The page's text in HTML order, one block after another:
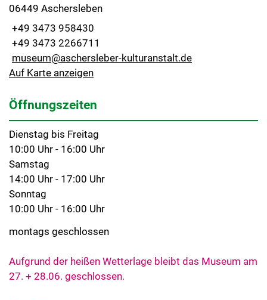
06449 Aschersleben
+49 3473 958430
+49 3473 2266711
museum@aschersleber-kulturanstalt.de
Auf Karte anzeigen
Öffnungszeiten
Dienstag bis Freitag
10:00 Uhr - 16:00 Uhr
Samstag
14:00 Uhr - 17:00 Uhr
Sonntag
10:00 Uhr - 16:00 Uhr
montags geschlossen
Aufgrund der heißen Wetterlage bleibt das Museum am
27. + 28.06. geschlossen.